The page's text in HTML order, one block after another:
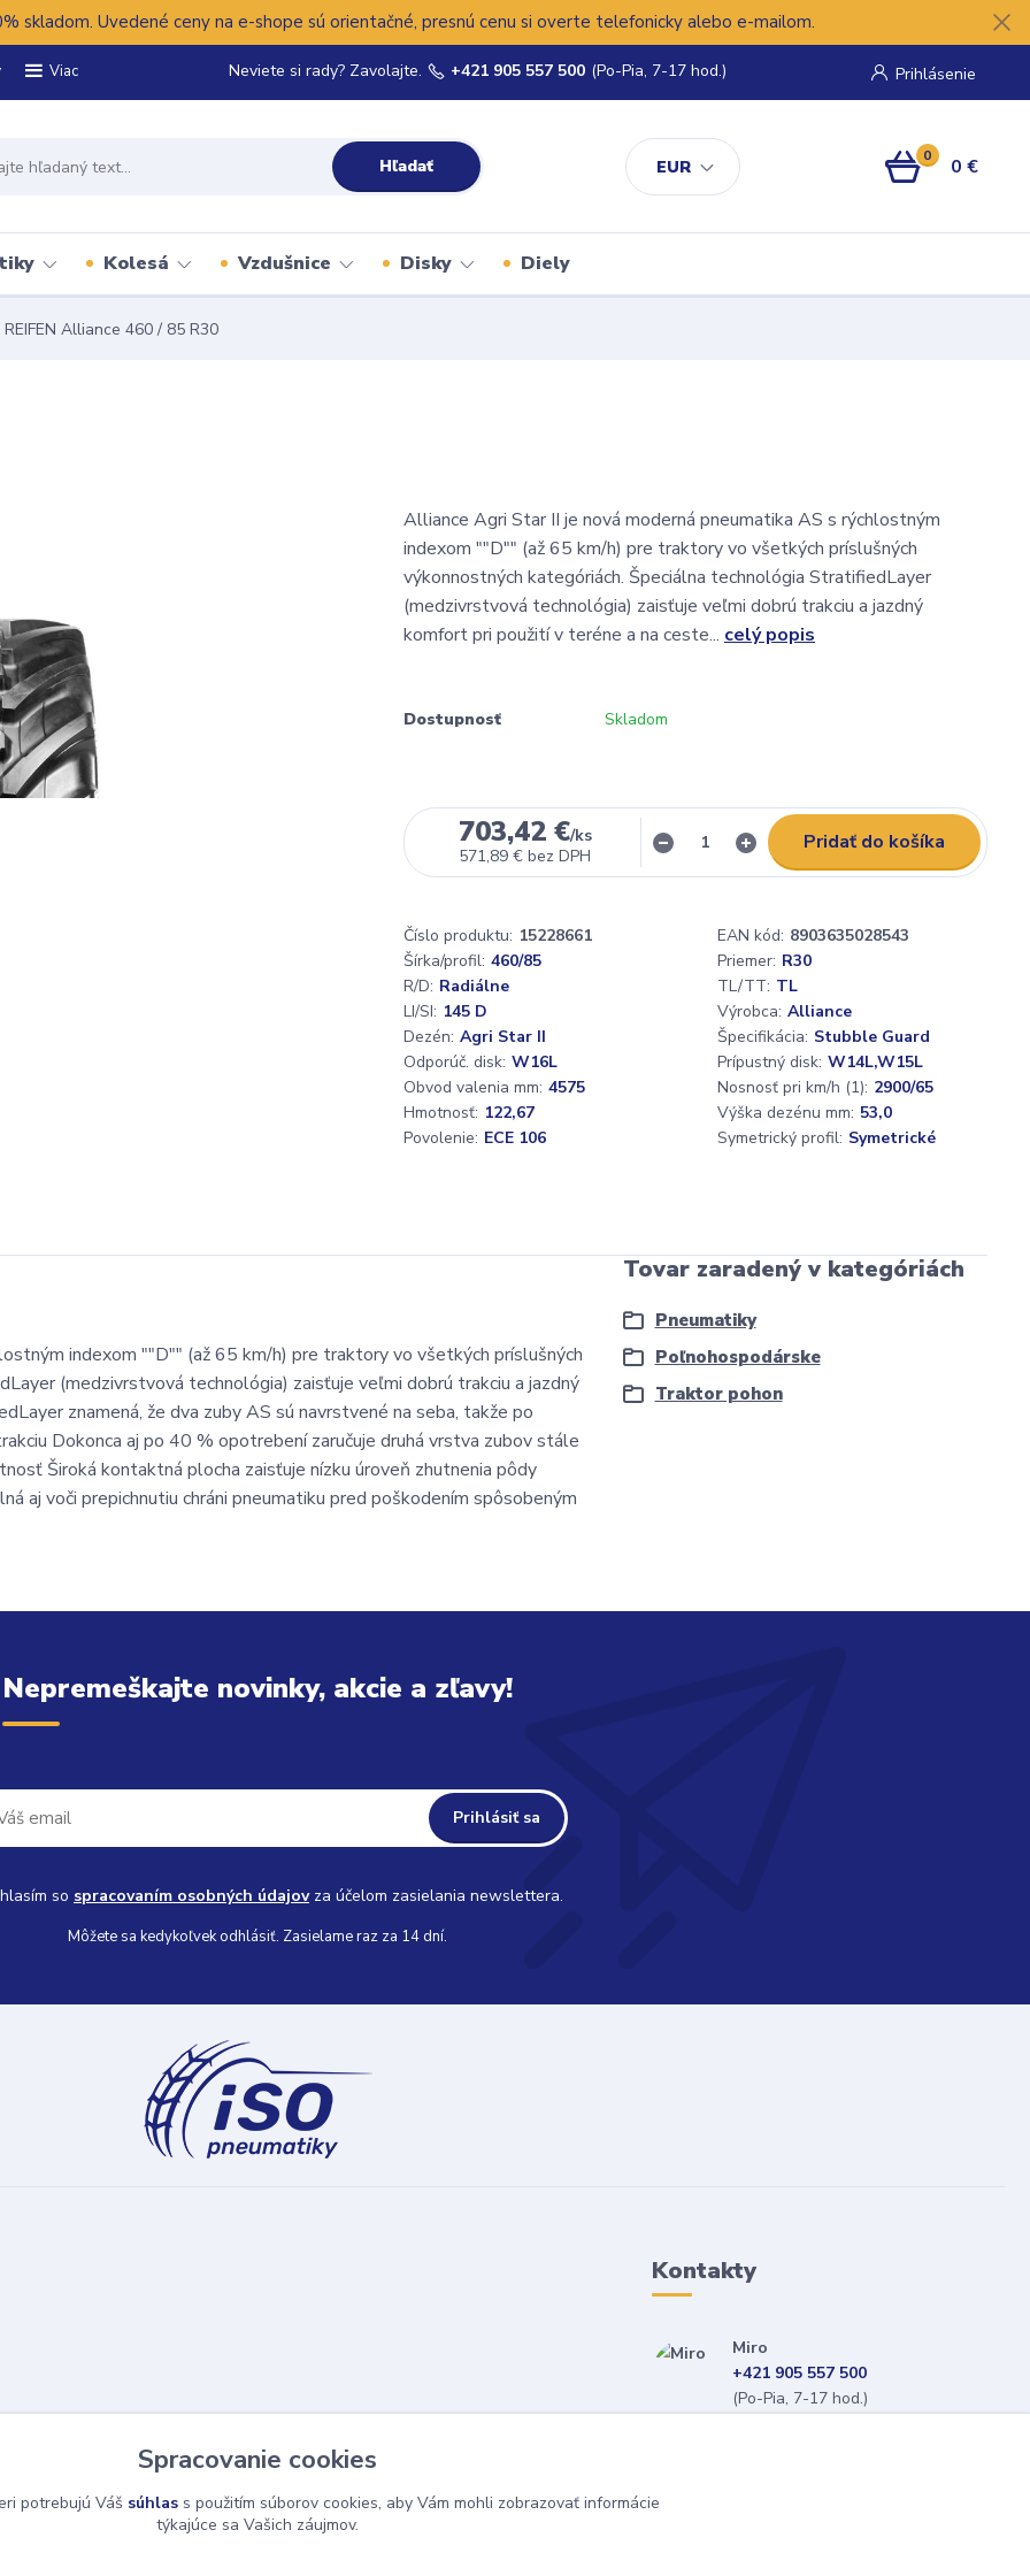
skladom. Uvedené ceny na e-shope sú orientačné, presnú cenu si overte telefonicky alebo e-mailom.
Viac
EUR
Prihlásenie
Hľadať
Neviete si rady? Zavolajte. +421 905 557 500 (Po-Pia, 7-17 hod.)
0 0 €
Kolesá Vzdušnice Disky Diely
REIFEN Alliance 460 / 85 R30
Alliance Agri Star II je nová moderná pneumatika AS s rýchlostným
indexom ""D"" (až 65 km/h) pre traktory vo všetkých príslušných
výkonnostných kategóriách. Špeciálna technológia StratifiedLayer
(medzivrstvová technológia) zaisťuje veľmi dobrú trakciu a jazdný
komfort pri použití v teréne a na ceste... celý popis
Dostupnosť Skladom
703,42 €/ks
571,89 € bez DPH
Pridať do košíka
Číslo produktu: 15228661 EAN kód: 8903635028543
Šírka/profil: 460/85 Priemer: R30
R/D: Radiálne TL/TT: TL
LI/SI: 145 D Výrobca: Alliance
Dezén: Agri Star II Špecifikácia: Stubble Guard
Odporúč. disk: W16L Prípustný disk: W14L,W15L
Obvod valenia mm: 4575 Nosnosť pri km/h (1): 2900/65
Hmotnosť: 122,67 Výška dezénu mm: 53,0
Povolenie: ECE 106 Symetrický profil: Symetrické
indexom ""D"" (až 65 km/h) pre traktory vo všetkých príslušných
(medzivrstvová technológia) zaisťuje veľmi dobrú trakciu a jazdný
znamená, že dva zuby AS sú navrstvené na seba, takže po
Dokonca aj po 40 % opotrebení zaručuje druhá vrstva zubov stále
Široká kontaktná plocha zaisťuje nízku úroveň zhutnenia pôdy
aj voči prepichnutiu chráni pneumatiku pred poškodením spôsobeným
Tovar zaradený v kategóriách
Pneumatiky
Poľnohospodárske
Traktor pohon
Nepremeškajte novinky, akcie a zľavy!
Prihlásiť sa
so spracovaním osobných údajovza účelom zasielania newslettera.
Môžete sa kedykoľvek odhlásiť. Zasielame raz za 14 dní.
Kontakty
Miro
+421 905 557 500
(Po-Pia, 7-17 hod.)
Spracovanie cookies
potrebujú Váš súhlas s použitím súborov cookies, aby Vám mohli zobrazovať informácie
týkajúce sa Vašich záujmov.